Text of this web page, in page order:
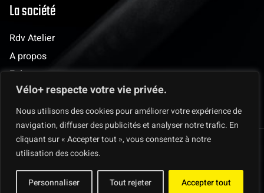
Vélo+ respecte votre vie privée.
Nous utilisons des cookies pour améliorer votre expérience de
navigation, diffuser des publicités et analyser notre trafic. En
cliquant sur « Accepter tout », vous consentez à notre
utilisation des cookies.
Personnaliser Tout rejeter Accepter tout
La société
Rdv Atelier
A propos
Evènements
Les clubs
© 2025 Vélo + Mentions légales & Protection des données